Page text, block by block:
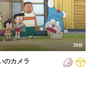
10分
のカメラ